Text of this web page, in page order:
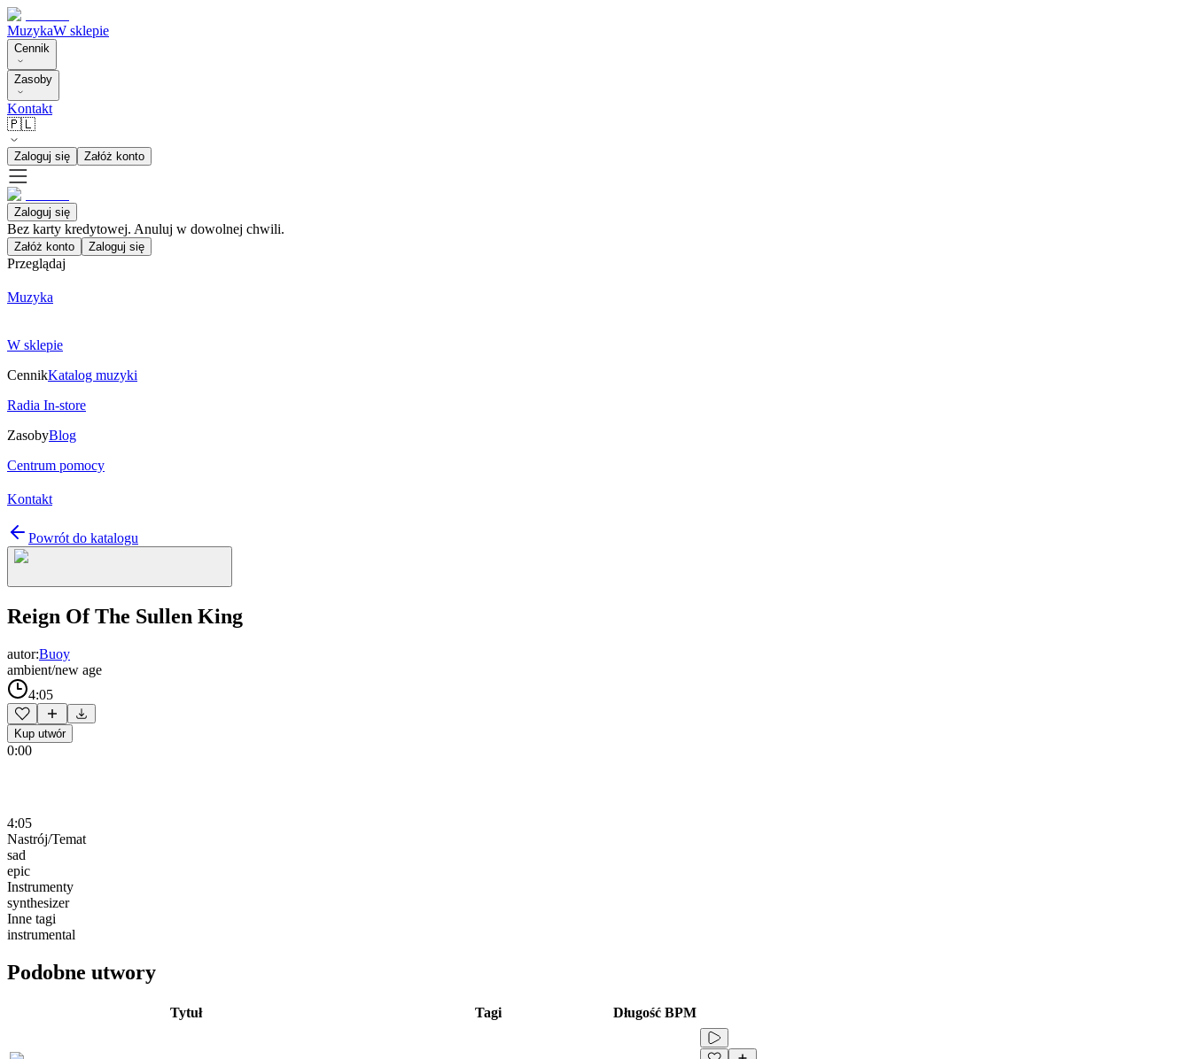
MuzykaW sklepie
Cennik
Zasoby
Kontakt
🇵🇱
Zaloguj się Załóż konto
Zaloguj się
Bez karty kredytowej. Anuluj w dowolnej chwili.
Załóż konto Zaloguj się
Przeglądaj
Muzyka
W sklepie
CennikKatalog muzyki
Radia In-store
ZasobyBlog
Centrum pomocy
Kontakt
Powrót do katalogu
Reign Of The Sullen King
autor:Buoy
ambient/new age
4:05
Kup utwór
0:00
4:05
Nastrój/Temat
sad
epic
Instrumenty
synthesizer
Inne tagi
instrumental
Podobne utwory
Tytuł Tagi Długość BPM